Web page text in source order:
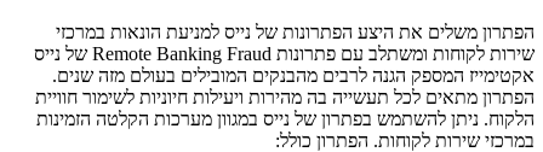
הפתרון משלים את היצע הפתרונות של נייס למניעת הונאות במרכזי
שירות לקוחות ומשתלב עם פתרונות Remote Banking Fraud של נייס
אקטימייז המספק הגנה לרבים מהבנקים המובילים בעולם מזה שנים.
הפתרון מתאים לכל תעשייה בה מהירות ויעילות חיוניות לשימור חוויית
הלקוח. ניתן להשתמש בפתרון של נייס במגוון מערכות הקלטה הזמינות
במרכזי שירות לקוחות. הפתרון כולל: